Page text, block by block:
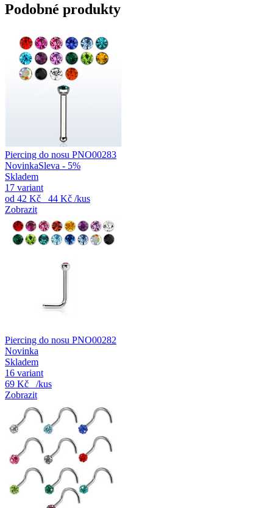
Podobné produkty
Piercing do nosu PNO00283
NovinkaSleva - 5%
Skladem
17 variant
od 42 Kč 44 Kč /kus
Zobrazit
Piercing do nosu PNO00282
Novinka
Skladem
16 variant
69 Kč
/kus
Zobrazit